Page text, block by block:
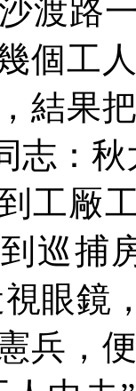
渡路
個工
結果
志：
工厰
巡捕
眼鏡
兵，